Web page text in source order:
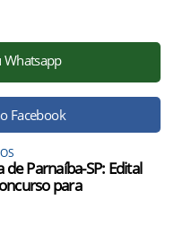
Facebook
Parnaíba-SP: Edital
para